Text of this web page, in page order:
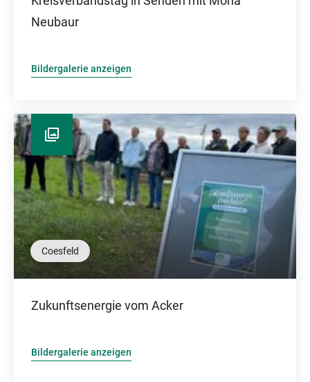
Neubaur
Bildergalerie anzeigen
Coesfeld
Zukunftsenergie vom Acker
Bildergalerie anzeigen